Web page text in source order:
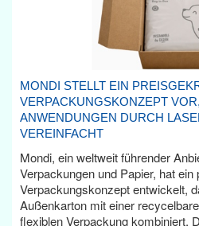
MONDI STELLT EIN
VERPACKUNGSKONZEPT
ANWENDUNGEN DURCH
VEREINFACHT
Mondi, ein weltweit führender
Verpackungen und Papier, hat ein
Verpackungskonzept entwickelt,
Außenkarton mit einer
flexiblen Verpackung kombiniert.